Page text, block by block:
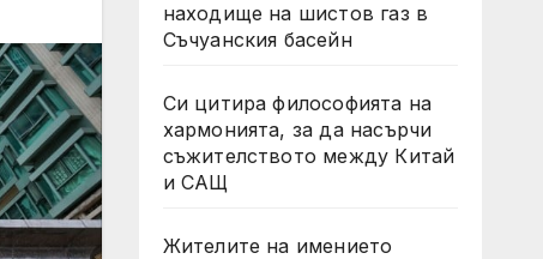
находище на шистов газ в
Съчуанския басейн
Си цитира философията на
хармонията, за да насърчи
съжителството между Китай
и САЩ
Жителите на имението